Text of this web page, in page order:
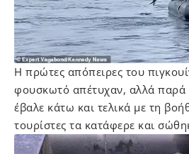
Η πρώτες απόπειρες του
φουσκωτό απέτυχαν, αλλά παρά
έβαλε κάτω και τελικά με τη
τουρίστες τα κατάφερε και